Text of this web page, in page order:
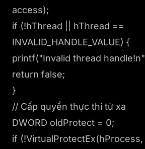
access);
if (!hThread || hThread ==
INVALID_HANDLE_VALUE) {
printf("Invalid thread
return false;
}
// Cấp quyền thực thi từ xa
DWORD oldProtect = 0;
if